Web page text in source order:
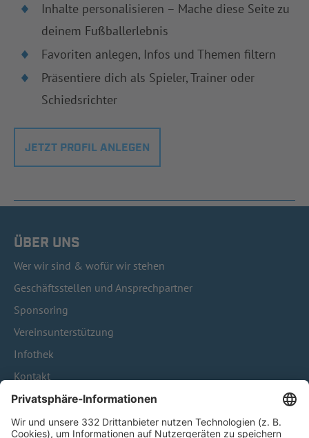
Inhalte personalisieren – Mache diese Seite zu
deinem Fußballerlebnis
Favoriten anlegen, Infos und Themen filtern
Präsentiere dich als Spieler, Trainer oder
Schiedsrichter
JETZT PROFIL ANLEGEN
ÜBER UNS
Wer wir sind & wofür wir stehen
Geschäftsstellen und Ansprechpartner
Sponsoring
Vereinsunterstützung
Infothek
Kontakt
HÄUFIG BESUCHTE SEITEN